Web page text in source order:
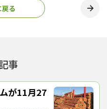
馬木造住宅振興協議会が開発
」を併用して普及を進め、木
エンタープライズ（株）＝伊
を出願中。問い合わせは、兵
62-2118）へ。
戻る
事
が11月27